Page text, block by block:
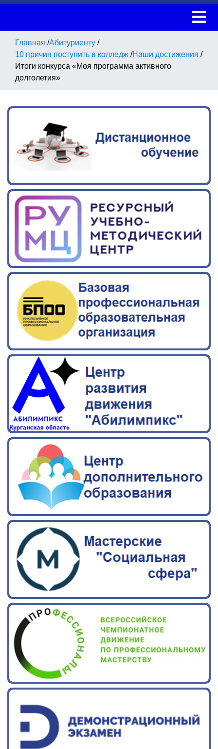
Главная /Абитуриенту /
10 причин поступить в колледж /Наши достижения /
Итоги конкурса «Моя программа активного
долголетия»